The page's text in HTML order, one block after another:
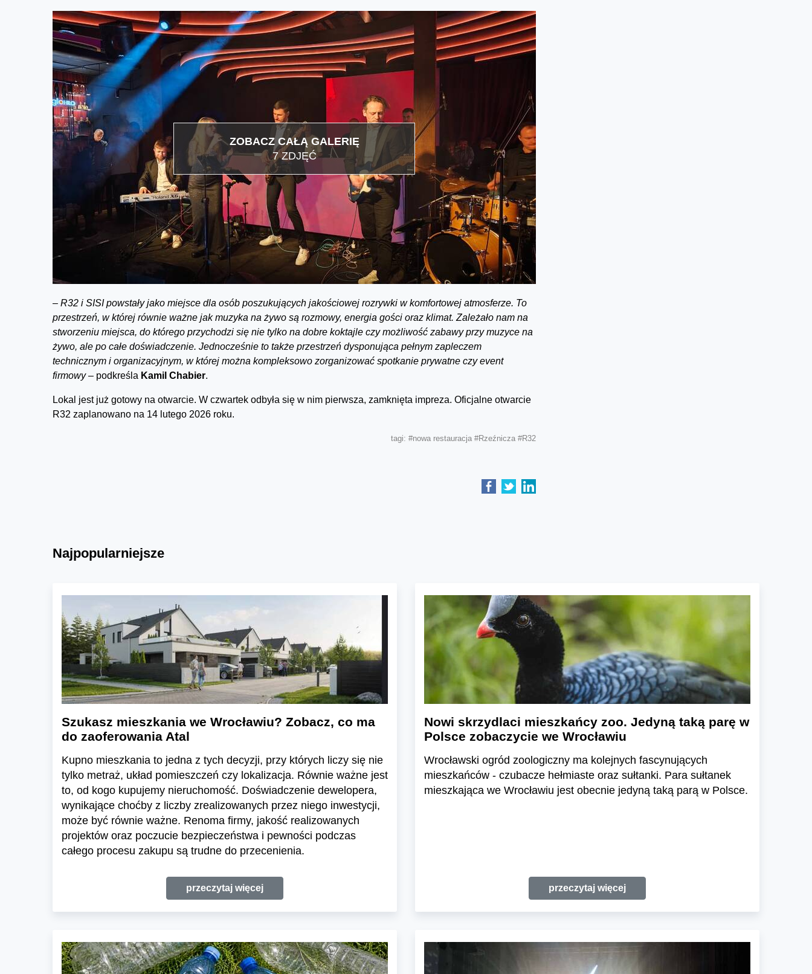
ZOBACZ CAŁĄ GALERIĘ
7 ZDJĘĆ
– R32 i SISI powstały jako miejsce dla osób poszukujących jakościowej rozrywki w komfortowej atmosferze. To
przestrzeń, w której równie ważne jak muzyka na żywo są rozmowy, energia gości oraz klimat. Zależało nam na
stworzeniu miejsca, do którego przychodzi się nie tylko na dobre koktajle czy możliwość zabawy przy muzyce na
żywo, ale po całe doświadczenie. Jednocześnie to także przestrzeń dysponująca pełnym zapleczem
technicznym i organizacyjnym, w której można kompleksowo zorganizować spotkanie prywatne czy event
firmowy – podkreśla Kamil Chabier.
Lokal jest już gotowy na otwarcie. W czwartek odbyła się w nim pierwsza, zamknięta impreza. Oficjalne otwarcie
R32 zaplanowano na 14 lutego 2026 roku.
tagi: #nowa restauracja #Rzeźnicza #R32
Najpopularniejsze
Szukasz mieszkania we Wrocławiu? Zobacz, co ma
do zaoferowania Atal
Kupno mieszkania to jedna z tych decyzji, przy których liczy się nie
tylko metraż, układ pomieszczeń czy lokalizacja. Równie ważne jest
to, od kogo kupujemy nieruchomość. Doświadczenie dewelopera,
wynikające choćby z liczby zrealizowanych przez niego inwestycji,
może być równie ważne. Renoma firmy, jakość realizowanych
projektów oraz poczucie bezpieczeństwa i pewności podczas
całego procesu zakupu są trudne do przecenienia.
przeczytaj więcej
Nowi skrzydlaci mieszkańcy zoo. Jedyną taką parę w
Polsce zobaczycie we Wrocławiu
Wrocławski ogród zoologiczny ma kolejnych fascynujących
mieszkańców - czubacze hełmiaste oraz sułtanki. Para sułtanek
mieszkająca we Wrocławiu jest obecnie jedyną taką parą w Polsce.
przeczytaj więcej